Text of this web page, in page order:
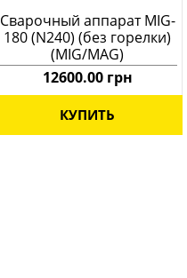
Сварочный аппарат MIG-
180 (N240) (без горелки)
(MIG/MAG)
12600.00 грн
КУПИТЬ